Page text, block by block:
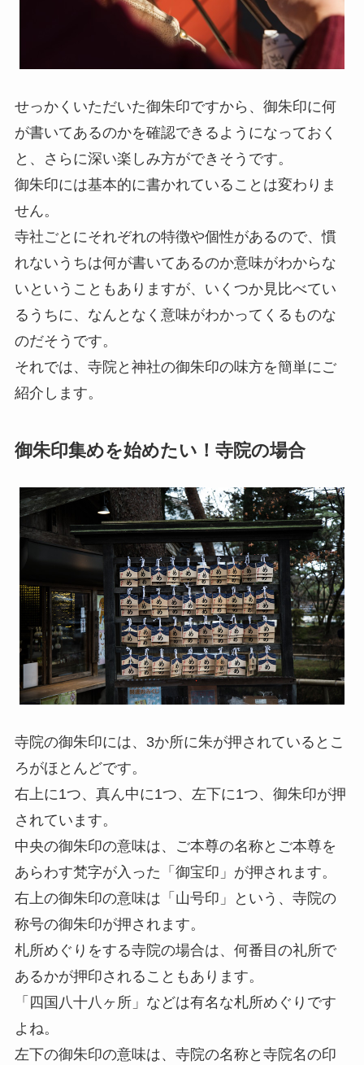
せっかくいただいた御朱印ですから、御朱印に何
が書いてあるのかを確認できるようになっておく
と、さらに深い楽しみ方ができそうです。
御朱印には基本的に書かれていることは変わりま
せん。
寺社ごとにそれぞれの特徴や個性があるので、慣
れないうちは何が書いてあるのか意味がわからな
いということもありますが、いくつか見比べてい
るうちに、なんとなく意味がわかってくるものな
のだそうです。
それでは、寺院と神社の御朱印の味方を簡単にご
紹介します。
御朱印集めを始めたい！寺院の場合
寺院の御朱印には、3か所に朱が押されているとこ
ろがほとんどです。
右上に1つ、真ん中に1つ、左下に1つ、御朱印が押
されています。
中央の御朱印の意味は、ご本尊の名称とご本尊を
あらわす梵字が入った「御宝印」が押されます。
右上の御朱印の意味は「山号印」という、寺院の
称号の御朱印が押されます。
札所めぐりをする寺院の場合は、何番目の礼所で
あるかが押印されることもあります。
「四国八十八ヶ所」などは有名な札所めぐりです
よね。
左下の御朱印の意味は、寺院の名称と寺院名の印